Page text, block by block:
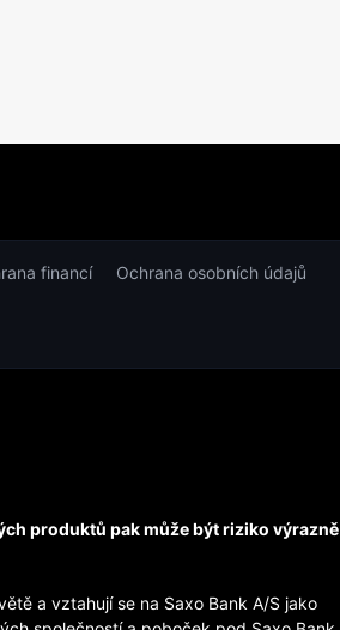
financí Ochrana osobních údajů
produktů pak může být riziko výrazně
a vztahují se na Saxo Bank A/S jako